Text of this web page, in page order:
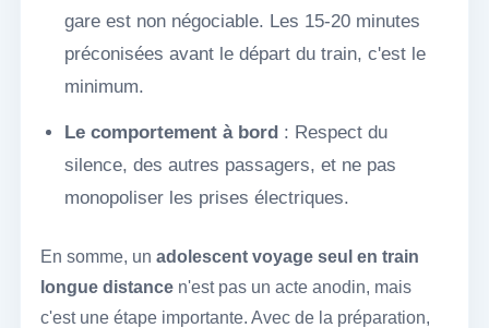
gare est non négociable. Les 15-20 minutes
préconisées avant le départ du train, c'est le
minimum.
Le comportement à bord: Respect du
silence, des autres passagers, et ne pas
monopoliser les prises électriques.
En somme, un adolescent voyage seul en train
longue distancen'est pas un acte anodin, mais
c'est une étape importante. Avec de la préparation,